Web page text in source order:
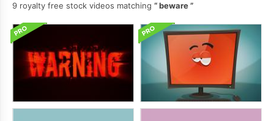
9 royalty free stock videos matching
beware